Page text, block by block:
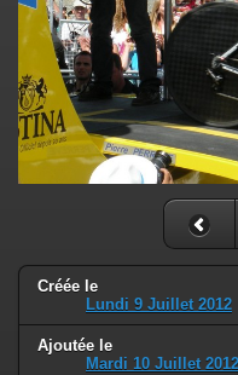
Créée le
Lundi 9 Juillet 2012
Ajoutée le
Mardi 10 Juillet 2012